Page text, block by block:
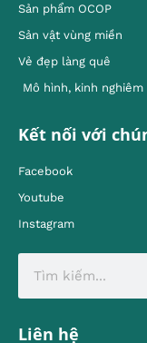
Sản phẩm OCOP
Sản vật vùng miền
Vẻ đẹp làng quê
Mô hình, kinh nghiêm
Kết nối với
Facebook
Youtube
Instagram
Liên hệ